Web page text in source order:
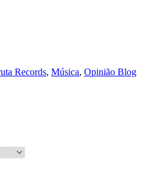
Records, Música, Opinião Blog